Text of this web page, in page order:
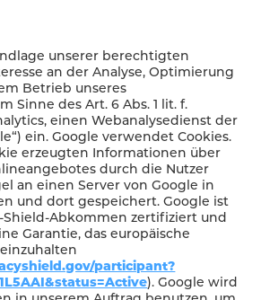
unserer berechtigten
an der Analyse, Optimierung
Betrieb unseres
Sinne des Art. 6 Abs. 1 lit. f.
einen Webanalysedienst der
ein. Google verwendet Cookies.
erzeugten Informationen über
durch die Nutzer
an einen Server von Google in
und dort gespeichert. Google ist
Shield-Abkommen zertifiziert und
Garantie, das europäische
participant?
). Google wird